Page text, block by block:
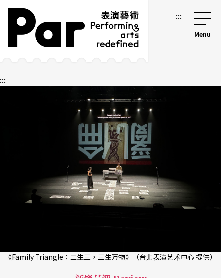
跳到主要内容区块
网站导览 :::
:::
《Family Triangle：二生三，三生万物》（台北表演艺术中心 提供）